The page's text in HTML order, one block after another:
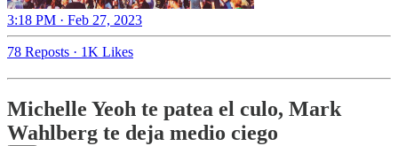
3:18 PM · Feb 27, 2023
78 Reposts · 1K Likes
Michelle Yeoh te patea el culo, Mark
Wahlberg te deja medio ciego